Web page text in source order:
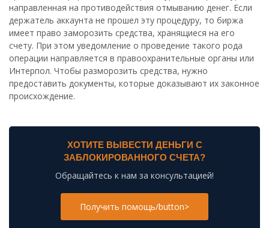
направленная на противодействия отмыванию денег. Если
держатель аккаунта не прошел эту процедуру, то биржа
имеет право заморозить средства, хранящиеся на его
счету. При этом уведомление о проведение такого рода
операции направляется в правоохранительные органы или
Интерпол. Чтобы разморозить средства, нужно
предоставить документы, которые доказывают их законное
происхождение.
ХОТИТЕ ВЫВЕСТИ ДЕНЬГИ С
ЗАБЛОКИРОВАННОГО СЧЕТА?
Обращайтесь к нам за консультацией!
Получить помощь/button>